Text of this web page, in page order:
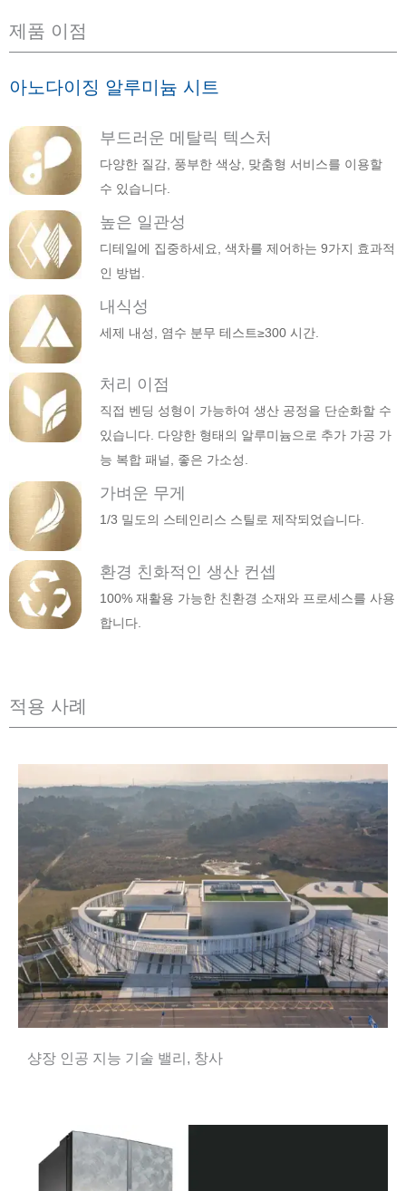
제품 이점
아노다이징 알루미늄 시트
부드러운 메탈릭 텍스처
다양한 질감, 풍부한 색상, 맞춤형 서비스를 이용할
수 있습니다.
높은 일관성
디테일에 집중하세요, 색차를 제어하는 9가지 효과적
인 방법.
내식성
세제 내성, 염수 분무 테스트≥300 시간.
처리 이점
직접 벤딩 성형이 가능하여 생산 공정을 단순화할 수
있습니다. 다양한 형태의 알루미늄으로 추가 가공 가
능 복합 패널, 좋은 가소성.
가벼운 무게
1/3 밀도의 스테인리스 스틸로 제작되었습니다.
환경 친화적인 생산 컨셉
100% 재활용 가능한 친환경 소재와 프로세스를 사용
합니다.
적용 사례
샹장 인공 지능 기술 밸리, 창사